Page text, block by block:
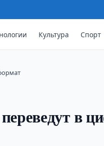
Культура Спорт
в